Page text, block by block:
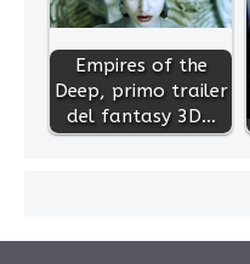
Empires of the
Deep, primo trailer
del fantasy 3D…